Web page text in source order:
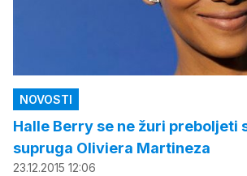
NOVOSTI
Halle Berry se ne žuri preboljeti
supruga Oliviera Martineza
23.12.2015 12:06